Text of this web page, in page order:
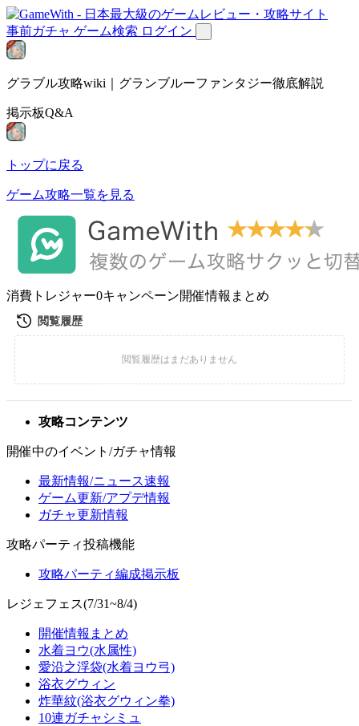
事前ガチャ ゲーム検索 ログイン
グラブル攻略wiki｜グランブルーファンタジー徹底解説
掲示板Q&A
トップに戻る
ゲーム攻略一覧を見る
消費トレジャー0キャンペーン開催情報まとめ
攻略コンテンツ
開催中のイベント/ガチャ情報
最新情報/ニュース速報
ゲーム更新/アプデ情報
ガチャ更新情報
攻略パーティ投稿機能
攻略パーティ編成掲示板
レジェフェス(7/31~8/4)
開催情報まとめ
水着ヨウ(水属性)
愛沿之浮袋(水着ヨウ弓)
浴衣グウィン
炸華紋(浴衣グウィン拳)
10連ガチャシミュ